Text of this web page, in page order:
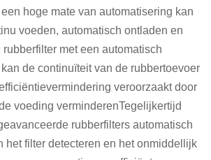
hoge mate van automatisering kan
voeden, automatisch ontladen en
met een automatisch
de continuïteit van de rubbertoevoer
veroorzaakt door
voeding verminderenTegelijkertijd
rubberfilters automatisch
het filter detecteren en het onmiddellijk